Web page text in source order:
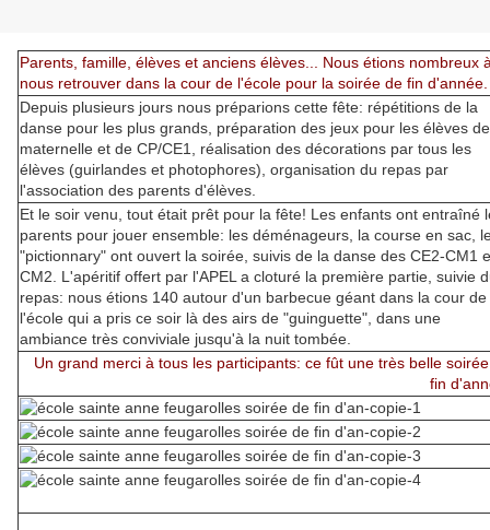
Parents, famille, élèves et anciens élèves... Nous étions nombreux
nous retrouver dans la cour de l'école pour la soirée de fin d'année.
Depuis plusieurs jours nous préparions cette fête: répétitions de la
danse pour les plus grands, préparation des jeux pour les élèves de
maternelle et de CP/CE1, réalisation des décorations par tous les
élèves (guirlandes et photophores), organisation du repas par
l'association des parents d'élèves.
Et le soir venu, tout était prêt pour la fête! Les enfants ont entraîné
parents pour jouer ensemble: les déménageurs, la course en sac,
"pictionnary" ont ouvert la soirée, suivis de la danse des CE2-CM1
CM2. L'apéritif offert par l'APEL a cloturé la première partie, suivie
repas: nous étions 140 autour d'un barbecue géant dans la cour de
l'école qui a pris ce soir là des airs de "guinguette", dans une
ambiance très conviviale jusqu'à la nuit tombée.
Un grand merci à tous les participants: ce fût une très belle
fin